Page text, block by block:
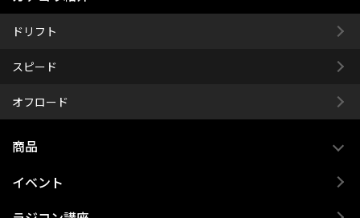
ドリフト
スピード
オフロード
商品
イベント